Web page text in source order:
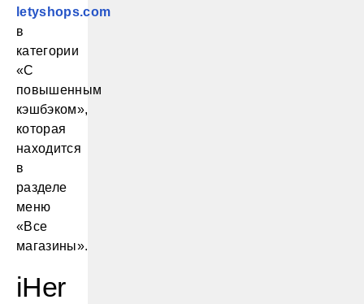
lеtyshоps.соm
в
категории
«С
повышенным
кэшбэком»,
которая
находится
в
разделе
меню
«Все
магазины».
iHer